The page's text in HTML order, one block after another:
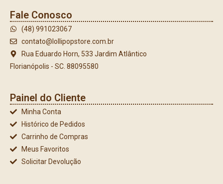
Fale Conosco
(48) 991023067
contato@lollipopstore.com.br
Rua Eduardo Horn, 533 Jardim Atlântico
Florianópolis - SC. 88095580
Painel do Cliente
Minha Conta
Histórico de Pedidos
Carrinho de Compras
Meus Favoritos
Solicitar Devolução